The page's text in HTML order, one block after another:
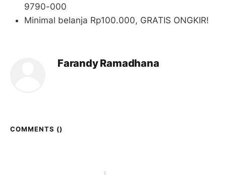
9790-000
Minimal belanja Rp100.000, GRATIS ONGKIR!
Farandy Ramadhana
COMMENTS ()